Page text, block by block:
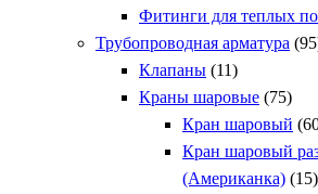
Фитинги для теплых
Трубопроводная арматура
Клапаны (11)
Краны шаровые (75)
Кран шаровый
Кран шаровый
(Американка) (15)